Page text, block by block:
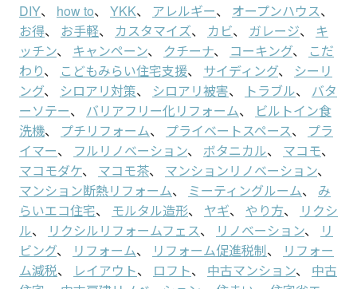
DIY、 how to、 YKK、 アレルギー、 オープンハウス、
お得、 お手軽、 カスタマイズ、 カビ、 ガレージ、
キ
ッチン、 キャンペーン、 クチーナ、 コーキング、
こだ
わり、 こどもみらい住宅支援、 サイディング、
シーリ
ング、 シロアリ対策、 シロアリ被害、 トラブル、
バタ
ーソテー、 バリアフリー化リフォーム、
ビルトイン食
洗機、 プチリフォーム、 プライベートスペース、
プラ
イマー、 フルリノベーション、 ボタニカル、 マコモ、
マコモダケ、 マコモ茶、 マンションリノベーション、
マンション断熱リフォーム、 ミーティングルーム、
み
らいエコ住宅、 モルタル造形、 ヤギ、 やり方、
リクシ
ル、 リクシルリフォームフェス、 リノベーション、
リ
ビング、 リフォーム、 リフォーム促進税制、
リフォー
ム減税、 レイアウト、 ロフト、 中古マンション、
中古